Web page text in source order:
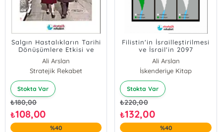
Salgın Hastalıkların Tarihi
Dönüşümlere Etkisi ve
Korona Kartı Stratejik
Rekabet
Ali Arslan
Stratejik Rekabet
Stokta Var
₺180,00
₺108,00
%40
Filistin'in İsrailleştirilmesi
ve İsrail'in 2097
Stratejisi;Stratejik
Rekabet Araştırmaları
Dizisi 4
Ali Arslan
İskenderiye Kitap
Stokta Var
₺220,00
₺132,00
%40